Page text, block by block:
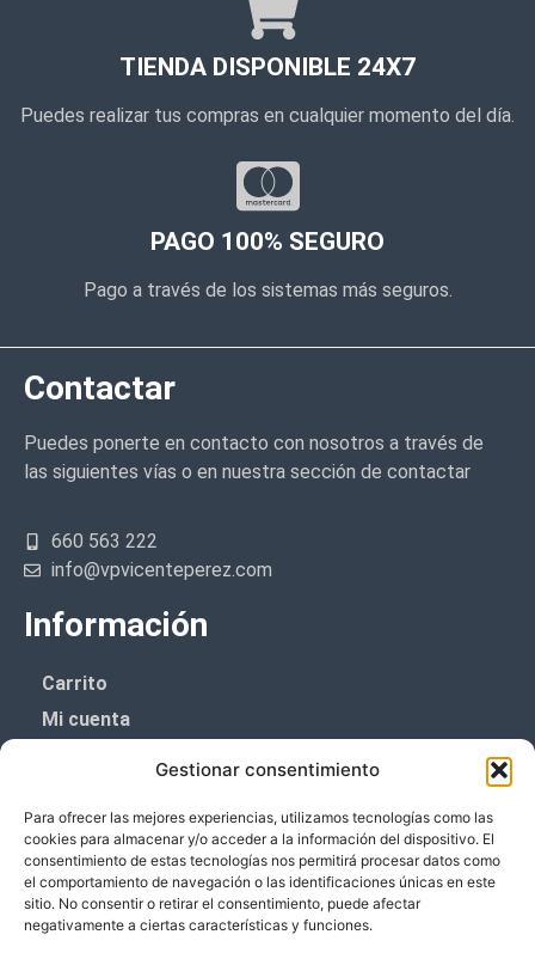
Gestionar consentimiento
Para ofrecer las mejores experiencias, utilizamos tecnologías como las
cookies para almacenar y/o acceder a la información del dispositivo. El
consentimiento de estas tecnologías nos permitirá procesar datos como
el comportamiento de navegación o las identificaciones únicas en este
sitio. No consentir o retirar el consentimiento, puede afectar
negativamente a ciertas características y funciones.
TIENDA DISPONIBLE 24X7
Puedes realizar tus compras en cualquier momento del día.
PAGO 100% SEGURO
Pago a través de los sistemas más seguros.
Contactar
Puedes ponerte en contacto con nosotros a través de
las siguientes vías o en nuestra sección de contactar
660 563 222
info@vpvicenteperez.com
Información
Carrito
Mi cuenta
Política de cookies (UE)
Boletín de noticias
¡¡Suscríbete y prometemos no dar mucho el